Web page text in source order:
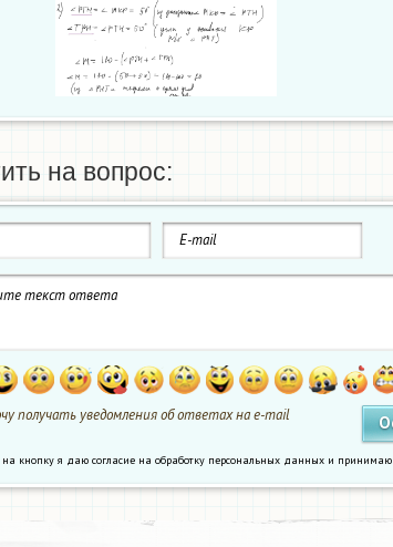
на вопрос:
получать уведомления об ответах на e-mail
кнопку я даю согласие на обработку персональных данных и принимаю